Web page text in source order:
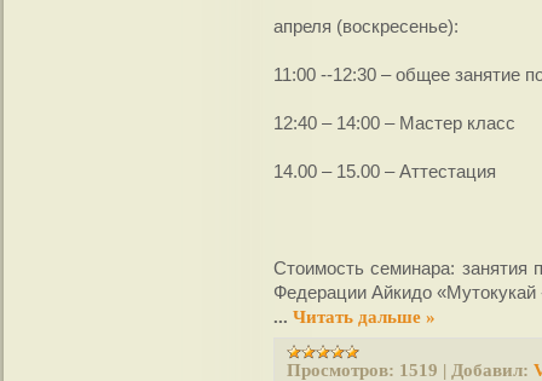
апреля (воскресенье):
11:00 --12:30 – общее занятие
12:40 – 14:00 – Мастер класс
14.00 – 15.00 – Аттестация
Стоимость семинара: занятия
Федерации Айкидо «Мутокукай
... Читать дальше »
Просмотров: 1519 | Добавил: